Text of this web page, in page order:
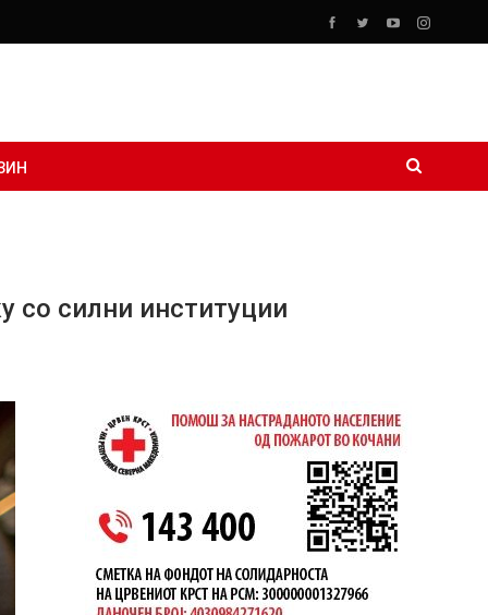
со силни институции